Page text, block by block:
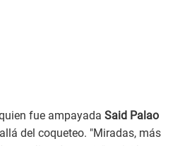
fue ampayada Said Palao
del coqueteo. "Miradas, más